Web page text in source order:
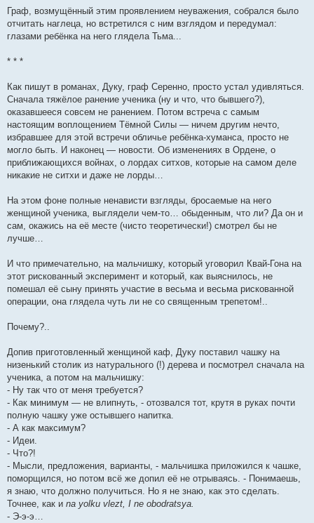
Граф, возмущённый этим проявлением неуважения, собрался было
отчитать наглеца, но встретился с ним взглядом и передумал:
глазами ребёнка на него глядела Тьма...
* * *
Как пишут в романах, Дуку, граф Серенно, просто устал удивляться.
Сначала тяжёлое ранение ученика (ну и что, что бывшего?),
оказавшееся совсем не ранением. Потом встреча с самым
настоящим воплощением Тёмной Силы — ничем другим нечто,
избравшее для этой встречи обличье ребёнка-хуманса, просто не
могло быть. И наконец — новости. Об изменениях в Ордене, о
приближающихся войнах, о лордах ситхов, которые на самом деле
никакие не ситхи и даже не лорды…
На этом фоне полные ненависти взгляды, бросаемые на него
женщиной ученика, выглядели чем-то… обыденным, что ли? Да он и
сам, окажись на её месте (чисто теоретически!) смотрел бы не
лучше…
И что примечательно, на мальчишку, который уговорил Квай-Гона на
этот рискованный эксперимент и который, как выяснилось, не
помешал её сыну принять участие в весьма и весьма рискованной
операции, она глядела чуть ли не со священным трепетом!..
Почему?..
Допив приготовленный женщиной каф, Дуку поставил чашку на
низенький столик из натурального (!) дерева и посмотрел сначала на
ученика, а потом на мальчишку:
- Ну так что от меня требуется?
- Как минимум — не влипнуть, - отозвался тот, крутя в руках почти
полную чашку уже остывшего напитка.
- А как максимум?
- Идеи.
- Что?!
- Мысли, предложения, варианты, - мальчишка приложился к чашке,
поморщился, но потом всё же допил её не отрываясь. - Понимаешь,
я знаю, что должно получиться. Но я не знаю, как это сделать.
Точнее, как и na yolku vlezt, I ne obodratsya.
- Э-э-э…